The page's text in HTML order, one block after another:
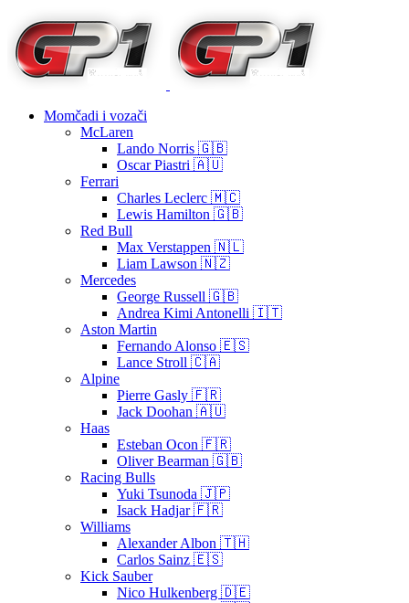
Momčadi i vozači
McLaren
Lando Norris 🇬🇧
Oscar Piastri 🇦🇺
Ferrari
Charles Leclerc 🇲🇨
Lewis Hamilton 🇬🇧
Red Bull
Max Verstappen 🇳🇱
Liam Lawson 🇳🇿
Mercedes
George Russell 🇬🇧
Andrea Kimi Antonelli 🇮🇹
Aston Martin
Fernando Alonso 🇪🇸
Lance Stroll 🇨🇦
Alpine
Pierre Gasly 🇫🇷
Jack Doohan 🇦🇺
Haas
Esteban Ocon 🇫🇷
Oliver Bearman 🇬🇧
Racing Bulls
Yuki Tsunoda 🇯🇵
Isack Hadjar 🇫🇷
Williams
Alexander Albon 🇹🇭
Carlos Sainz 🇪🇸
Kick Sauber
Nico Hulkenberg 🇩🇪